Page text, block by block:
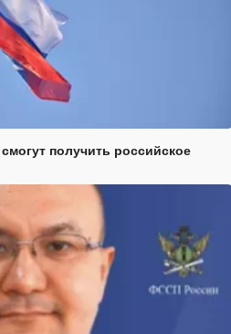
получить российское